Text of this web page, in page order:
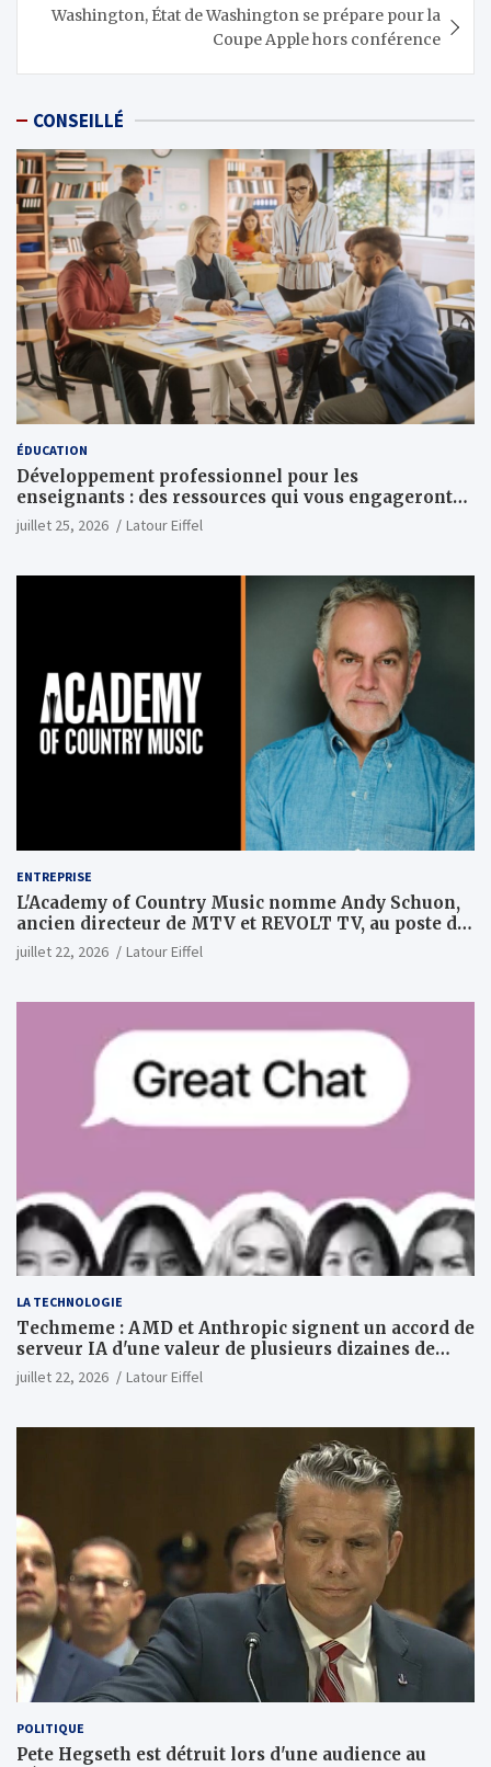
Washington, État de Washington se prépare pour la
Coupe Apple hors conférence
CONSEILLÉ
ÉDUCATION
Développement professionnel pour les
enseignants : des ressources qui vous engageront
vraiment
juillet 25, 2026 Latour Eiffel
ENTREPRISE
L'Academy of Country Music nomme Andy Schuon,
ancien directeur de MTV et REVOLT TV, au poste de
PDG
juillet 22, 2026 Latour Eiffel
LA TECHNOLOGIE
Techmeme : AMD et Anthropic signent un accord de
serveur IA d'une valeur de plusieurs dizaines de
milliards ; Anthropic achètera jusqu'à 2 GW de puces
MI450 à partir du premier semestre 2027 et AMD
(Wall Street Journal)
juillet 22, 2026 Latour Eiffel
POLITIQUE
Pete Hegseth est détruit lors d'une audience au